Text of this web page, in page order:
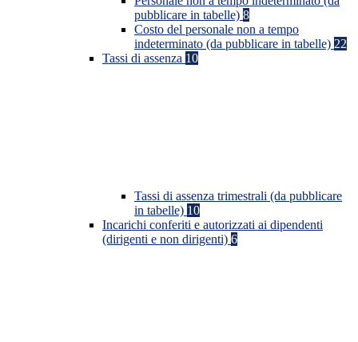
pubblicare in tabelle) 8
Costo del personale non a tempo
indeterminato (da pubblicare in tabelle) 22
Tassi di assenza 10
Tassi di assenza trimestrali (da pubblicare
in tabelle) 10
Incarichi conferiti e autorizzati ai dipendenti
(dirigenti e non dirigenti) 6